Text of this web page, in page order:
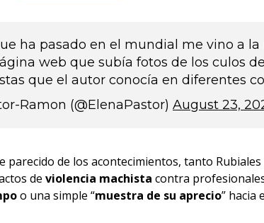
ha pasado en el mundial me vino a
web que subía fotos de los culos
que el autor conocía en diferentes
Ramon (@ElenaPastor) August 23,
parecido de los acontecimientos, tanto
de violencia machista contra
o una simple “muestra de su aprecio” hacia